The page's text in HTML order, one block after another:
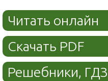
Читать онлайн
Скачать PDF
Решебники, ГДЗ